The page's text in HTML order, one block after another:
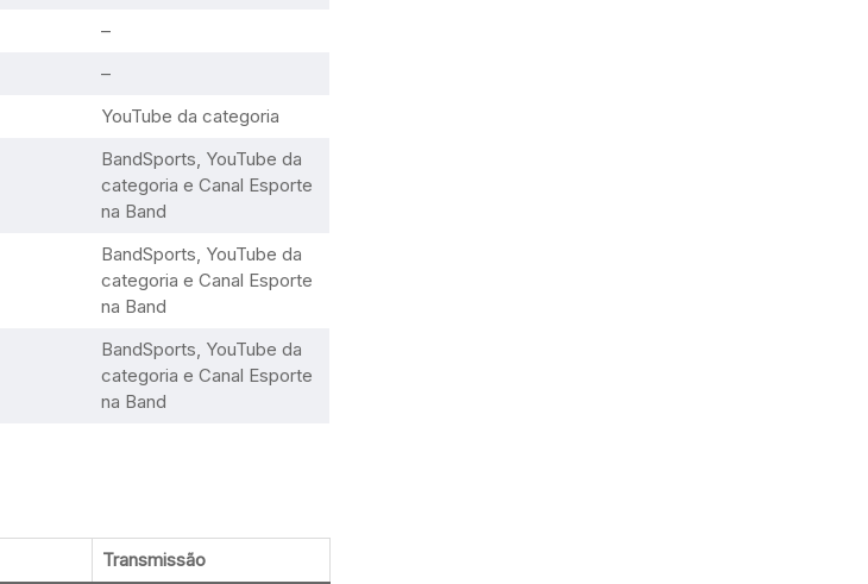
–
–
YouTube da categoria
BandSports, YouTube da
categoria e Canal Esporte
na Band
BandSports, YouTube da
categoria e Canal Esporte
na Band
BandSports, YouTube da
categoria e Canal Esporte
na Band
Transmissão